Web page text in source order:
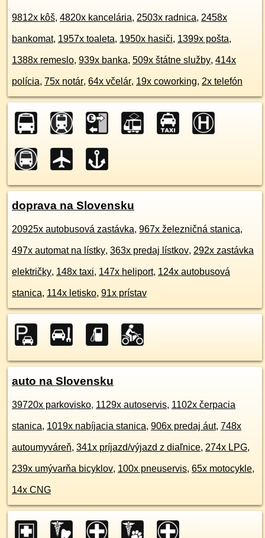
9812x kôš, 4820x kancelária, 2503x radnica, 2458x
bankomat, 1957x toaleta, 1950x hasiči, 1399x pošta,
1388x remeslo, 939x banka, 509x štátne služby, 414x
polícia, 75x notár, 64x včelár, 19x coworking, 2x telefón
doprava na Slovensku
20925x autobusová zastávka, 967x železničná stanica,
497x automat na lístky, 363x predaj lístkov, 292x zastávka
električky, 148x taxi, 147x heliport, 124x autobusová
stanica, 114x letisko, 91x prístav
auto na Slovensku
39720x parkovisko, 1129x autoservis, 1102x čerpacia
stanica, 1019x nabíjacia stanica, 906x predaj áut, 748x
autoumyváreň, 341x príjazd/výjazd z diaľnice, 274x LPG,
239x umývarňa bicyklov, 100x pneuservis, 65x motocykle,
14x CNG